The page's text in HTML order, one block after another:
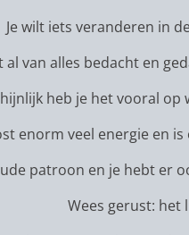
Je wilt iets veranderen in
al van alles bedacht en
heb je het vooral op
enorm veel energie en
patroon en je hebt er
Wees gerust: het